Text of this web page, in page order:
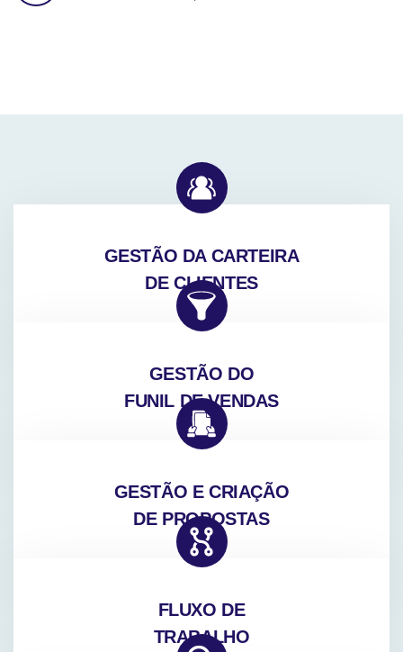
GESTÃO DA CARTEIRA
DE CLIENTES
GESTÃO DO
FUNIL DE VENDAS
GESTÃO E CRIAÇÃO
DE PROPOSTAS
FLUXO DE
TRABALHO